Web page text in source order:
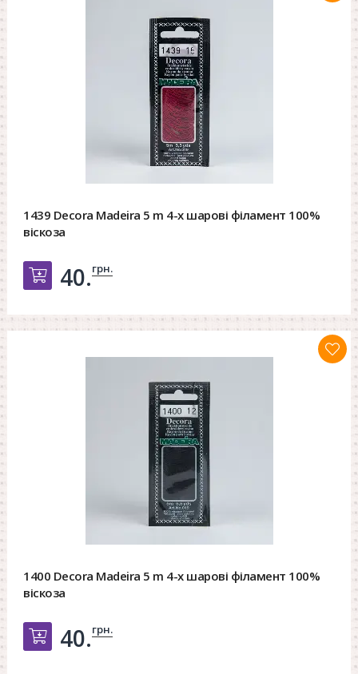
1439 Decora Madeira 5 m 4-х шарові філамент 100%
віскоза
Добавить в корзину
40.грн.
1400 Decora Madeira 5 m 4-х шарові філамент 100%
віскоза
Добавить в корзину
40.грн.